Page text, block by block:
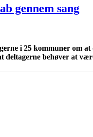
gennem sang
i 25 kommuner om
deltagerne behøver at